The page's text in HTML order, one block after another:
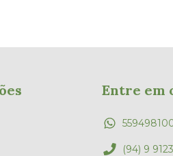
Entre em
(94) 9